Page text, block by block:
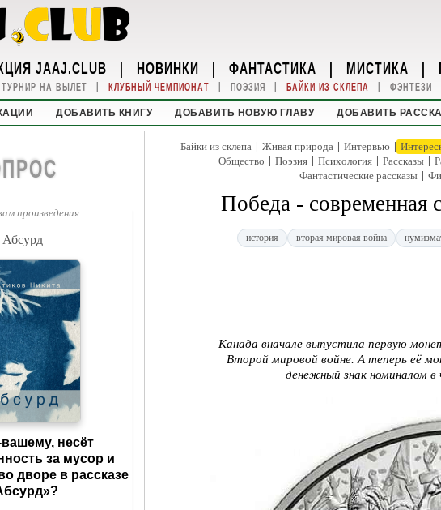
JAAJ.CLUB | НОВИНКИ | ФАНТАСТИКА | МИСТИКА |
ТУРНИР НА ВЫЛЕТ | КЛУБНЫЙ ЧЕМПИОНАТ | ПОЭЗИЯ | БАЙКИ ИЗ СКЛЕПА | ФЭНТЕЗИ
ДОБАВИТЬ КНИГУ ДОБАВИТЬ НОВУЮ ГЛАВУ ДОБАВИТЬ
произведения...
Абсурд
вашему, несёт
за мусор и
дворе в рассказе
Байки из склепа | Живая природа | Интервью |
Общество | Поэзия | Психология | Рассказы |
Фантастические рассказы |
Победа - современная
история вторая мировая война
Канада вначале выпустила первую
Второй мировой войне. А теперь её
денежный знак номиналом в